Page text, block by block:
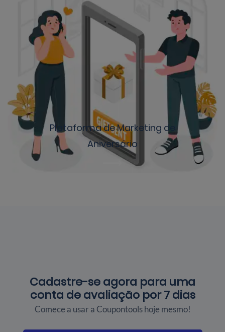
Plataforma de Marketing de
Aniversário
Cadastre-se agora para uma
conta de avaliação por 7 dias
Comece a usar a Coupontools hoje mesmo!